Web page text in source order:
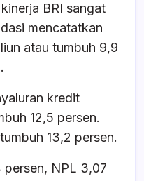
BRI sangat
mencatatkan
atau tumbuh 9,9
kredit
12,5 persen.
13,2 persen.
persen, NPL 3,07